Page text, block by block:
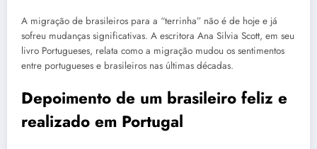
A migração de brasileiros para a “terrinha” não é de hoje e já
sofreu mudanças significativas. A escritora Ana Silvia Scott, em seu
livro Portugueses, relata como a migração mudou os sentimentos
entre portugueses e brasileiros nas últimas décadas.
Depoimento de um brasileiro feliz e
realizado em Portugal